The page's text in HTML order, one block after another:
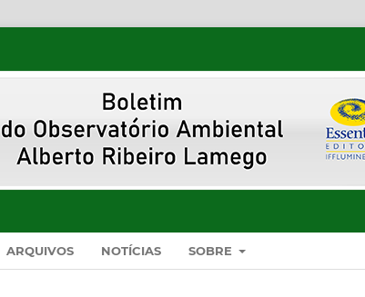
ARQUIVOS NOTÍCIAS SOBRE